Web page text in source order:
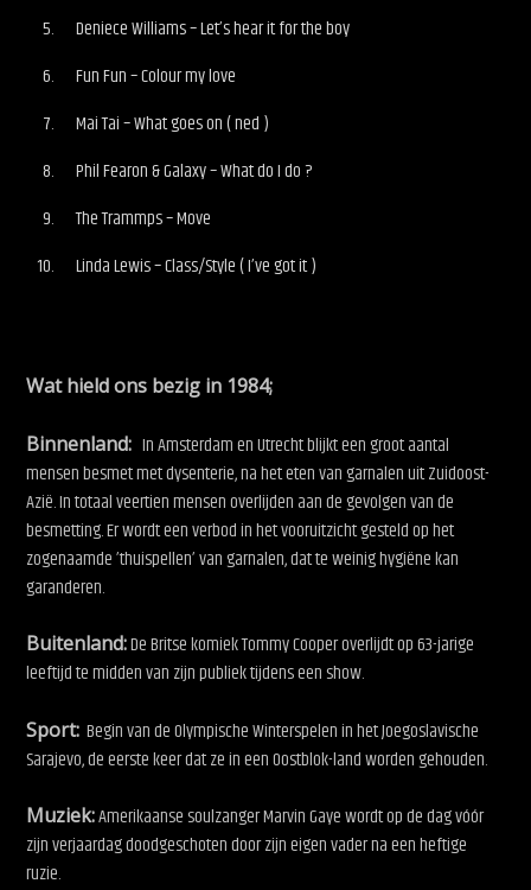
Deniece Williams – Let’s hear it for the boy
Fun Fun – Colour my love
Mai Tai – What goes on ( ned )
Phil Fearon & Galaxy – What do I do ?
The Trammps – Move
Linda Lewis – Class/Style ( I’ve got it )
Wat hield ons bezig in 1984;
Binnenland: In Amsterdam en Utrecht blijkt een groot aantal
mensen besmet met dysenterie, na het eten van garnalen uit Zuidoost-
Azië. In totaal veertien mensen overlijden aan de gevolgen van de
besmetting. Er wordt een verbod in het vooruitzicht gesteld op het
zogenaamde ’thuispellen’ van garnalen, dat te weinig hygiëne kan
garanderen.
Buitenland:De Britse komiek Tommy Cooper overlijdt op 63-jarige
leeftijd te midden van zijn publiek tijdens een show.
Sport: Begin van de Olympische Winterspelen in het Joegoslavische
Sarajevo, de eerste keer dat ze in een Oostblok-land worden gehouden.
Muziek:Amerikaanse soulzanger Marvin Gaye wordt op de dag vóór
zijn verjaardag doodgeschoten door zijn eigen vader na een heftige
ruzie.